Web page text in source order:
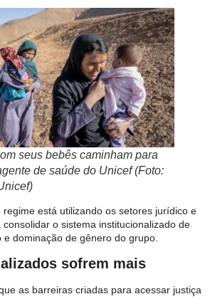
seus bebês caminham para
de saúde do Unicef (Foto:
está utilizando os setores jurídico e
o sistema institucionalizado de
dominação de gênero do grupo.
sofrem mais
as barreiras criadas para acessar justiça